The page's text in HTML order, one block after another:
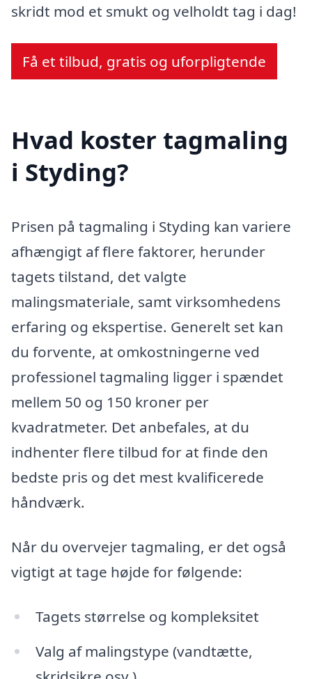
skridt mod et smukt og velholdt tag i dag!
Få et tilbud, gratis og uforpligtende
Hvad koster tagmaling
i Styding?
Prisen på tagmaling i Styding kan variere
afhængigt af flere faktorer, herunder
tagets tilstand, det valgte
malingsmateriale, samt virksomhedens
erfaring og ekspertise. Generelt set kan
du forvente, at omkostningerne ved
professionel tagmaling ligger i spændet
mellem 50 og 150 kroner per
kvadratmeter. Det anbefales, at du
indhenter flere tilbud for at finde den
bedste pris og det mest kvalificerede
håndværk.
Når du overvejer tagmaling, er det også
vigtigt at tage højde for følgende:
Tagets størrelse og kompleksitet
Valg af malingstype (vandtætte,